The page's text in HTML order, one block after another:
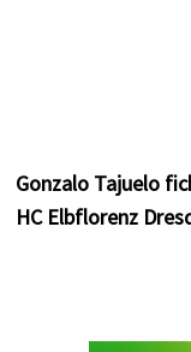
Gonzalo Tajuelo
HC Elbflorenz